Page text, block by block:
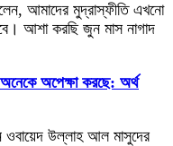
আমাদের মুদ্রাস্ফীতি এখনো
আশা করছি জুন মাস নাগাদ
অপেক্ষা করছে: অর্থ
ওবায়েদ উল্লাহ আল মাসুদের